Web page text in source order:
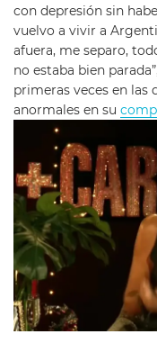
con depresión sin
vuelvo a vivir a
afuera, me separo,
no estaba bien
primeras veces en
anormales en su